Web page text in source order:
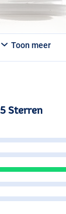
Nutty
Toon meer
Sterren